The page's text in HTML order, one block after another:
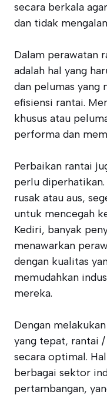
secara berkala
dan tidak
Dalam perawatan
adalah hal yang
dan pelumas yang
efisiensi rantai.
khusus atau
performa dan
Perbaikan rantai
perlu
rusak atau aus,
untuk mencegah
Kediri, banyak
menawarkan
dengan kualitas
memudahkan
mereka.
Dengan
yang tepat, rantai
secara optimal.
berbagai sektor
pertambangan,